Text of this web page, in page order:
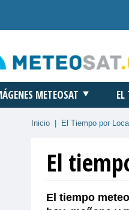
METEOSAT EL
Inicio El Tiempo por
El
El tiempo